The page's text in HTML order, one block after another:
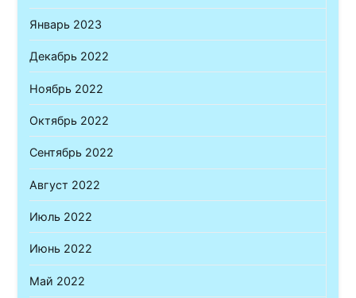
Январь 2023
Декабрь 2022
Ноябрь 2022
Октябрь 2022
Сентябрь 2022
Август 2022
Июль 2022
Июнь 2022
Май 2022